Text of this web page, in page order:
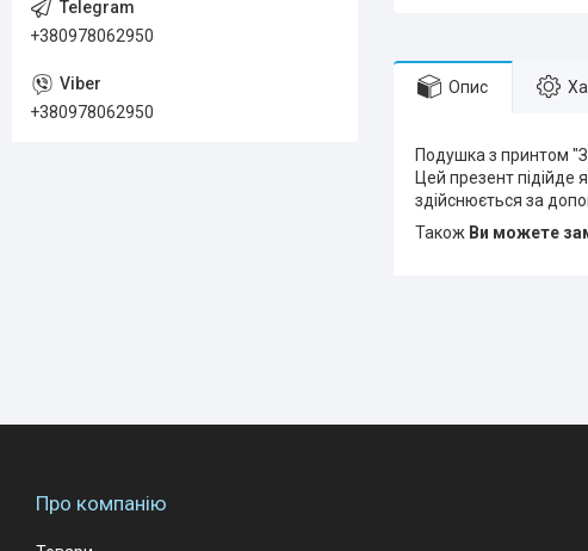
Опис
Подушка з принтом
Цей презент підійде
здійснюється за
Також Ви можете
+380978062950
+380978062950
Про компанію